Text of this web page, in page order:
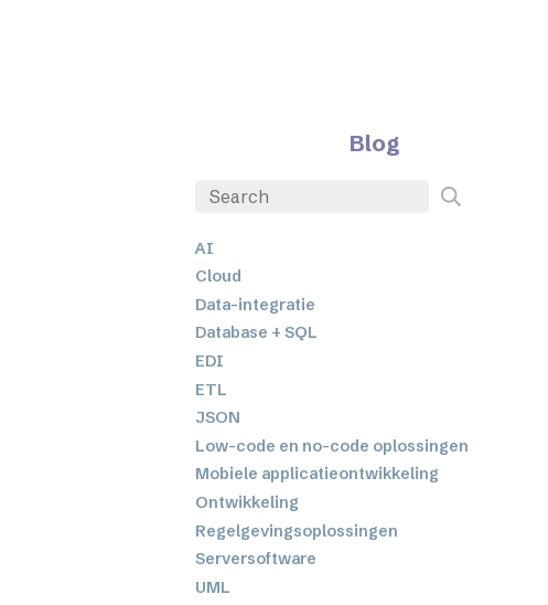
Blog
AI
Cloud
Data-integratie
Database + SQL
EDI
ETL
JSON
Low-code en no-code oplossingen
Mobiele applicatieontwikkeling
Ontwikkeling
Regelgevingsoplossingen
Serversoftware
UML